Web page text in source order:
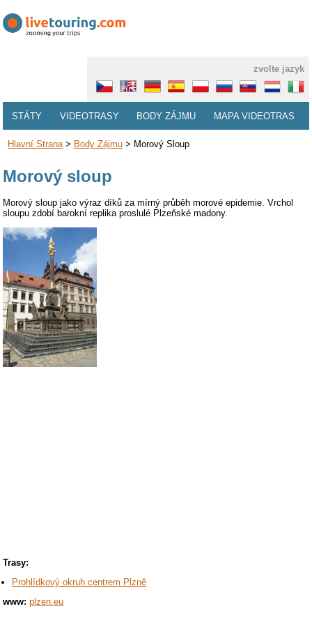
zvolte jazyk
STÁTY VIDEOTRASY BODY ZÁJMU MAPA VIDEOTRAS
Hlavní Strana> Body Zájmu> Morový Sloup
Morový sloup
Morový sloup jako výraz díků za mírný průběh morové epidemie. Vrchol
sloupu zdobí barokní replika proslulé Plzeňské madony.
Trasy:
Prohlídkový okruh centrem Plzně
www: plzen.eu